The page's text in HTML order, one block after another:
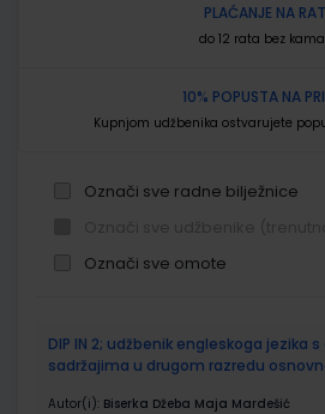
PLAĆANJE NA
do 12 rata bez
10% POPUSTA NA
Kupnjom udžbenika ostvarujete
Označi sve radne bilježnice
Označi sve omote
proizvodi
DIP IN 2; udžbenik engleskoga
sadržajima u drugom razredu
Autor(i): Biserka Džeba Maja Mardešić